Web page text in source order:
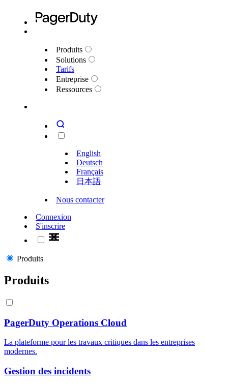
Produits
Solutions
Tarifs
Entreprise
Ressources
English
Deutsch
Français
日本語
Nous contacter
Connexion
S'inscrire
Produits
Produits
PagerDuty Operations Cloud
La plateforme pour les travaux critiques dans les entreprises
modernes.
Gestion des incidents